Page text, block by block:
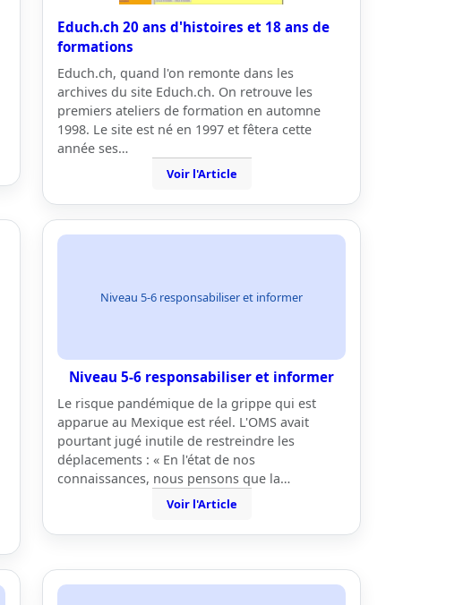
Educh.ch 20 ans d'histoires et 18 ans de
formations
Educh.ch, quand l'on remonte dans les
archives du site Educh.ch. On retrouve les
premiers ateliers de formation en automne
1998. Le site est né en 1997 et fêtera cette
année ses…
Voir l'Article
Niveau 5-6 responsabiliser et informer
Niveau 5-6 responsabiliser et informer
Le risque pandémique de la grippe qui est
apparue au Mexique est réel. L'OMS avait
pourtant jugé inutile de restreindre les
déplacements : « En l'état de nos
connaissances, nous pensons que la…
Voir l'Article